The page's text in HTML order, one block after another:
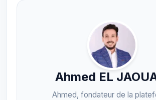
Ahmed EL
Ahmed, fondateur de la